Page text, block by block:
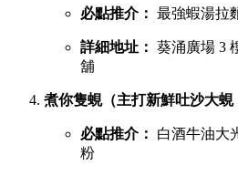
必點推介： 最強蝦湯拉
詳細地址： 葵涌廣場 3
舖
煮你隻蜆（主打新鮮吐沙大蜆
必點推介：
白酒牛油大
粉